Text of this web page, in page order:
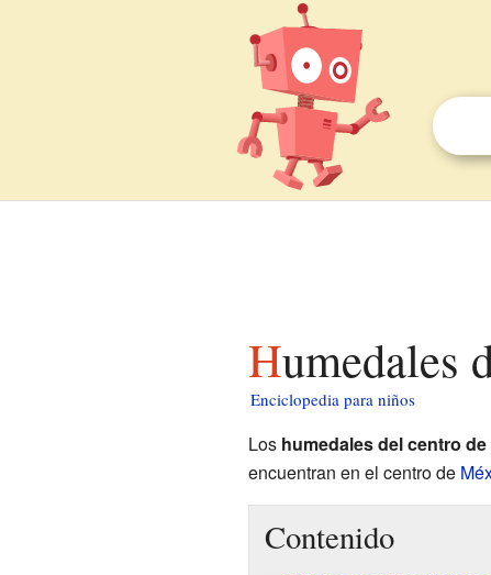
Enciclopedia para niños
Los humedales del centro de
encuentran en el centro de
Contenido